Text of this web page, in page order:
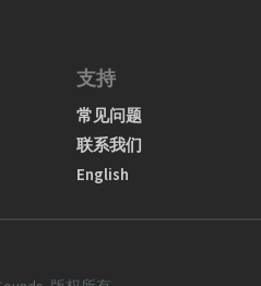
支持
常见问题
联系我们
English